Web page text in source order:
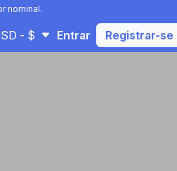
nominal.
- $ Entrar Registrar-se